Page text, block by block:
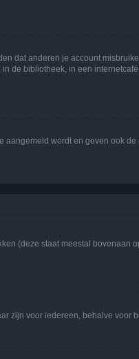
dat anderen je account
de bibliotheek, in een
aangemeld wordt en geven ook
(deze staat meestal bovenaan
zijn voor iedereen, behalve voor